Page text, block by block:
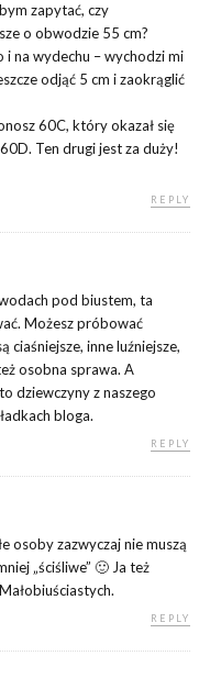
zapytać, czy
o obwodzie 55 cm?
i na wydechu – wychodzi mi
odjąć 5 cm i zaokrąglić
60C, który okazał się
Ten drugi jest za duży!
REPLY
pod biustem, ta
Możesz próbować
inne luźniejsze,
osobna sprawa. A
dziewczyny z naszego
bloga.
REPLY
osoby zazwyczaj nie muszą
„ściśliwe” 🙂 Ja też
REPLY